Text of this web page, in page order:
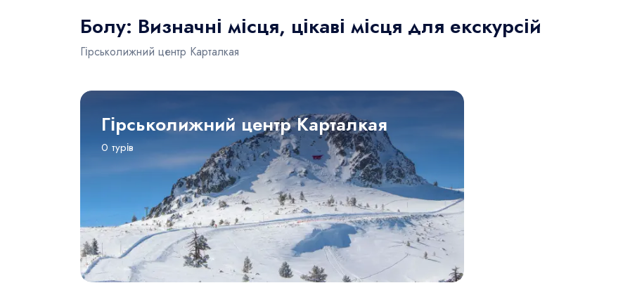
Болу: Визначні місця, цікаві місця для екскурсій
Гірськолижний центр Карталкая
Гірськолижний центр Карталкая
0 турів